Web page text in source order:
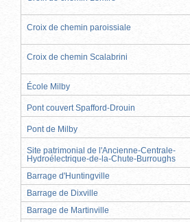
Croix de chemin paroissiale
Croix de chemin Scalabrini
École Milby
Pont couvert Spafford-Drouin
Pont de Milby
Site patrimonial de l'Ancienne-Centrale-
Hydroélectrique-de-la-Chute-Burroughs
Barrage d'Huntingville
Barrage de Dixville
Barrage de Martinville